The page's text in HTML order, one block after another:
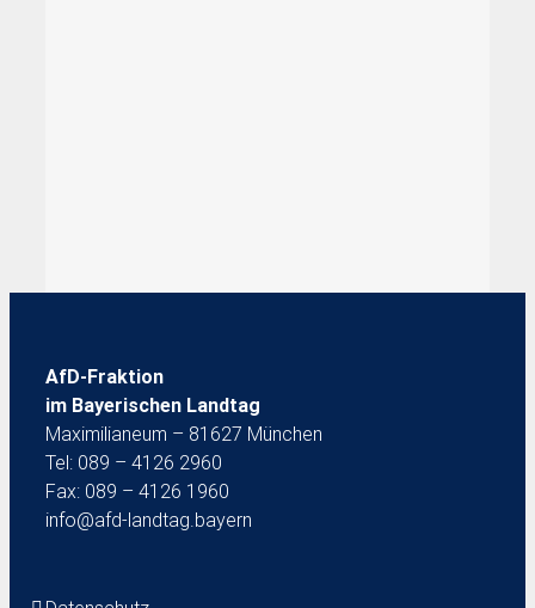
AfD-Fraktion
im Bayerischen Landtag
Maximilianeum – 81627 München
Tel: 089 – 4126 2960
Fax: 089 – 4126 1960
info@afd-landtag.bayern